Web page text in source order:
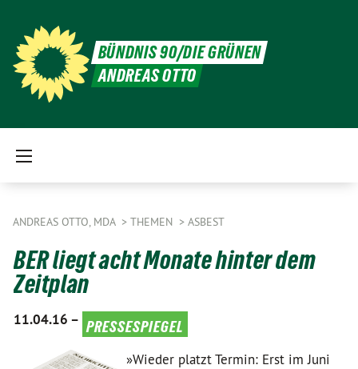
BÜNDNIS 90/DIE GRÜNEN
ANDREAS OTTO
ANDREAS OTTO, MDA THEMEN ASBEST
BER liegt acht Monate hinter dem
Zeitplan
11.04.16 – pressespiegel
»Wieder platzt Termin: Erst im Juni